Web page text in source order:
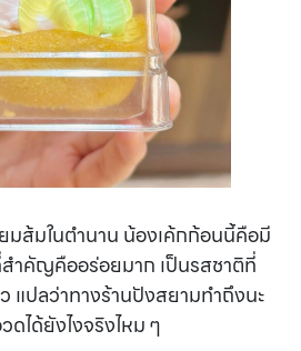
ส้มในตำนาน น้องเค้กก้อนนี้คือมี
ำคัญคืออร่อยมาก เป็นรสชาติที่
แปลว่าทางร้านปังสยามทำถึงนะ
ดได้ยังไงจริงไหม ๆ